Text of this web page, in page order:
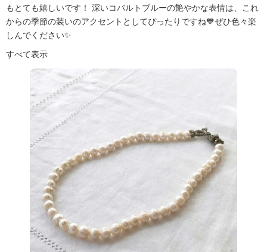
もとても嬉しいです！ 深いコバルトブルーの艶やかな表情は、これ
からの季節の装いのアクセントとしてぴったりですね💙ぜひ色々楽
しんでください✨
すべて表示